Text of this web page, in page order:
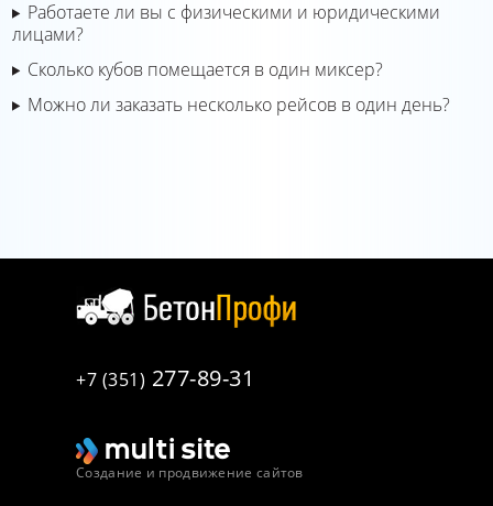
Работаете ли вы с физическими и юридическими
лицами?
Сколько кубов помещается в один миксер?
Можно ли заказать несколько рейсов в один день?
+7 (351) 277-89-31
Создание и продвижение сайтов